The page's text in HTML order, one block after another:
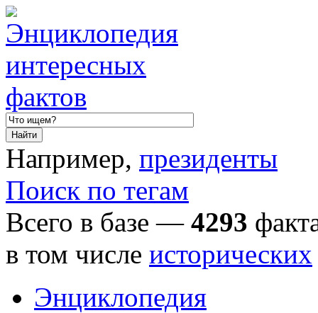
Например, президенты
Поиск по тегам
Всего в базе — 4293
в том числе исторических
Энциклопедия